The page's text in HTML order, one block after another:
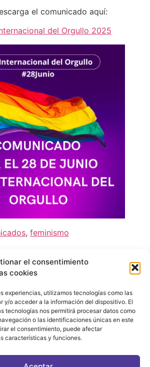
el consentimiento
cookies
experiencias, utilizamos tecnologías como las
y/o acceder a la información del dispositivo. El
tecnologías nos permitirá procesar datos como
o las identificaciones únicas en este
el consentimiento, puede afectar
características y funciones.
el comunicado aquí:
del Orgullo 2025
, feminismo